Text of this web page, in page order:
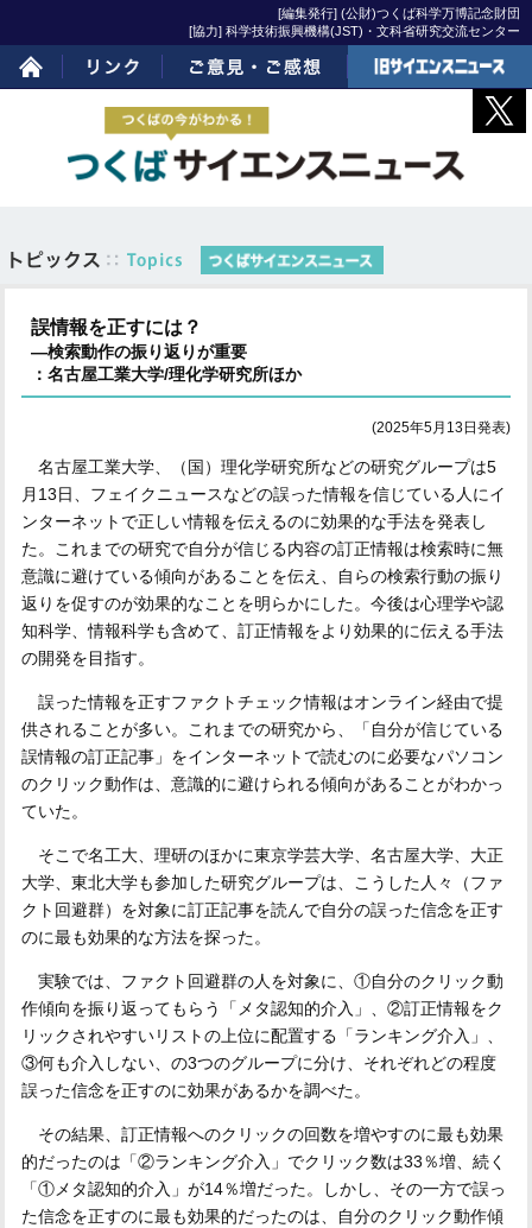
[編集発行] (公財)つくば科学万博記念財団
[協力] 科学技術振興機構(JST)・文科省研究交流センター
ホーム リンク ご意見・ご感想
旧サイエンスニュー
誤情報を正すには？
―検索動作の振り返りが重要
：名古屋工業大学/理化学研究所ほか
(2025年5月13日発表)
名古屋工業大学、（国）理化学研究所などの研究グループは5
月13日、フェイクニュースなどの誤った情報を信じている人にイ
ンターネットで正しい情報を伝えるのに効果的な手法を発表し
た。これまでの研究で自分が信じる内容の訂正情報は検索時に無
意識に避けている傾向があることを伝え、自らの検索行動の振り
返りを促すのが効果的なことを明らかにした。今後は心理学や認
知科学、情報科学も含めて、訂正情報をより効果的に伝える手法
の開発を目指す。
誤った情報を正すファクトチェック情報はオンライン経由で提
供されることが多い。これまでの研究から、「自分が信じている
誤情報の訂正記事」をインターネットで読むのに必要なパソコン
のクリック動作は、意識的に避けられる傾向があることがわかっ
ていた。
そこで名工大、理研のほかに東京学芸大学、名古屋大学、大正
大学、東北大学も参加した研究グループは、こうした人々（ファ
クト回避群）を対象に訂正記事を読んで自分の誤った信念を正す
のに最も効果的な方法を探った。
実験では、ファクト回避群の人を対象に、①自分のクリック動
作傾向を振り返ってもらう「メタ認知的介入」、②訂正情報をク
リックされやすいリストの上位に配置する「ランキング介入」、
③何も介入しない、の3つのグループに分け、それぞれどの程度
誤った信念を正すのに効果があるかを調べた。
その結果、訂正情報へのクリックの回数を増やすのに最も効果
的だったのは「②ランキング介入」でクリック数は33％増、続く
「①メタ認知的介入」が14％増だった。しかし、その一方で誤っ
た信念を正すのに最も効果的だったのは、自分のクリック動作傾